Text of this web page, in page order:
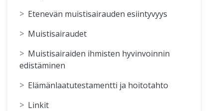
Etenevän muistisairauden esiintyvyys
Muistisairaudet
Muistisairaiden ihmisten hyvinvoinnin
edistäminen
Elämänlaatutestamentti ja hoitotahto
Linkit